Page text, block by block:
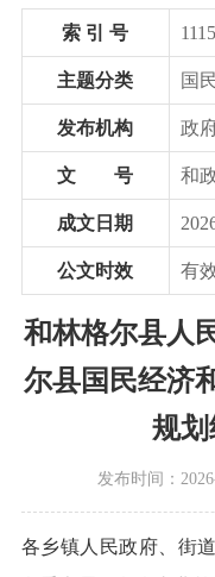
索 引 号
主题分类 国
发布机构 政
文 号 和
成文日期
公文时效 有
和林格尔县人
尔县国民经济
规
发布时间：
各乡镇人民政府、街